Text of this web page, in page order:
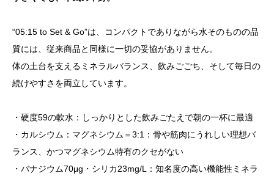
“05:15 to Set & Go”は、コンパクトでありながら水そのものの品
質には、従来商品と同様に一切の妥協がありません。
体の土台を支えるミネラルバランス、飲みごごち、そして毎日の
続けやすさを両立しています。
・硬度59の軟水：しっかりとした飲みごたえで朝の一杯に最適
・カルシウム：マグネシウム＝3:1：骨や筋肉にうれしい理想バ
ランス、かつマグネシウム特有のクセがない
・バナジウム70μg・シリカ23mg/L：知名度の高い機能性ミネラ